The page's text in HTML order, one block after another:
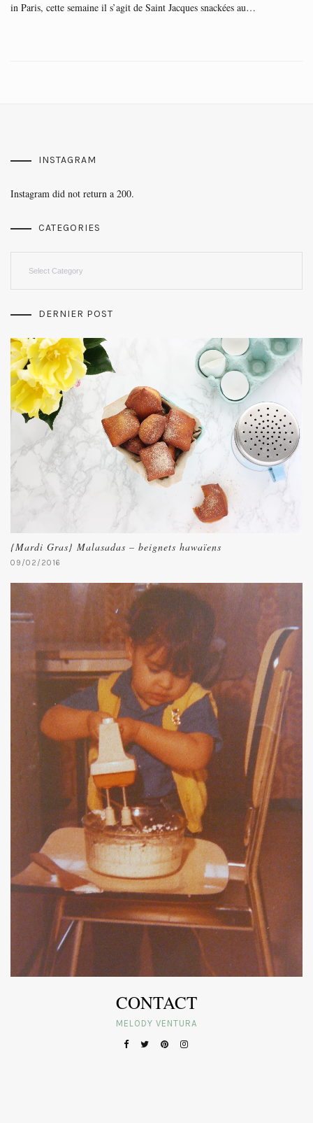
in Paris, cette semaine il s’agit de Saint Jacques snackées au…
INSTAGRAM
Instagram did not return a 200.
CATEGORIES
DERNIER POST
{Mardi Gras} Malasadas – beignets hawaïens
09/02/2016
CONTACT
MELODY VENTURA